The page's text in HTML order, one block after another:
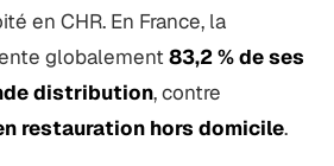
en CHR. En France, la
globalement 83,2 % de ses
distribution, contre
restauration hors domicile.